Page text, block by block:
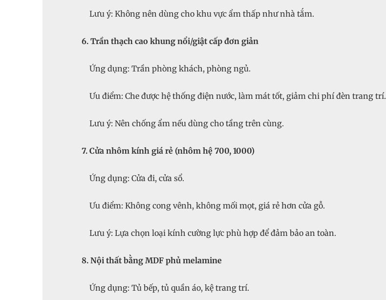
Lưu ý: Không nên dùng cho khu vực ẩm thấp như nhà tắm.
6. Trần thạch cao khung nổi/giật cấp đơn giản
Ứng dụng: Trần phòng khách, phòng ngủ.
Ưu điểm: Che được hệ thống điện nước, làm mát tốt, giảm chi phí đèn trang trí.
Lưu ý: Nên chống ẩm nếu dùng cho tầng trên cùng.
7. Cửa nhôm kính giá rẻ (nhôm hệ 700, 1000)
Ứng dụng: Cửa đi, cửa sổ.
Ưu điểm: Không cong vênh, không mối mọt, giá rẻ hơn cửa gỗ.
Lưu ý: Lựa chọn loại kính cường lực phù hợp để đảm bảo an toàn.
8. Nội thất bằng MDF phủ melamine
Ứng dụng: Tủ bếp, tủ quần áo, kệ trang trí.